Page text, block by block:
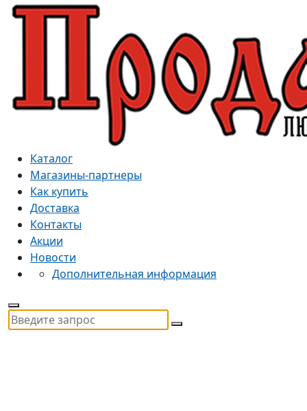
Каталог
Магазины-партнеры
Как купить
Доставка
Контакты
Акции
Новости
Дополнительная информация